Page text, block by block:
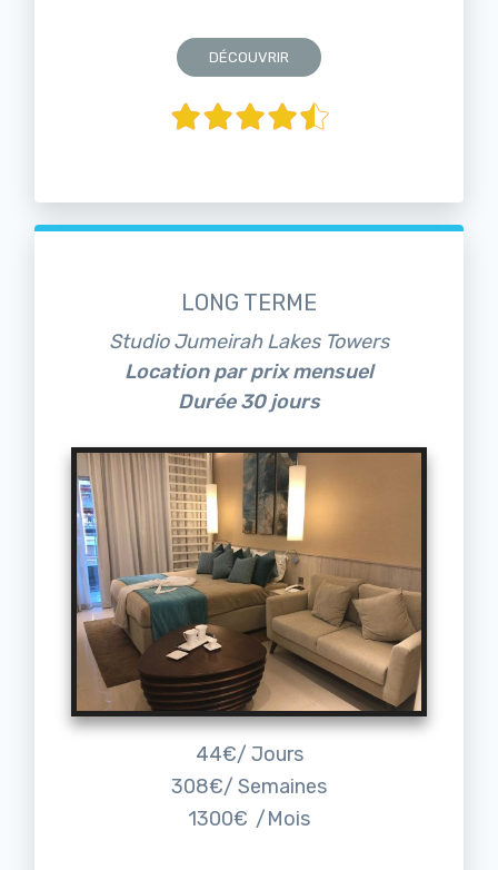
DÉCOUVRIR
LONG TERME
Studio Jumeirah Lakes Towers
Location par prix mensuel
Durée 30 jours
44€/ Jours
308€/ Semaines
1300€ /Mois